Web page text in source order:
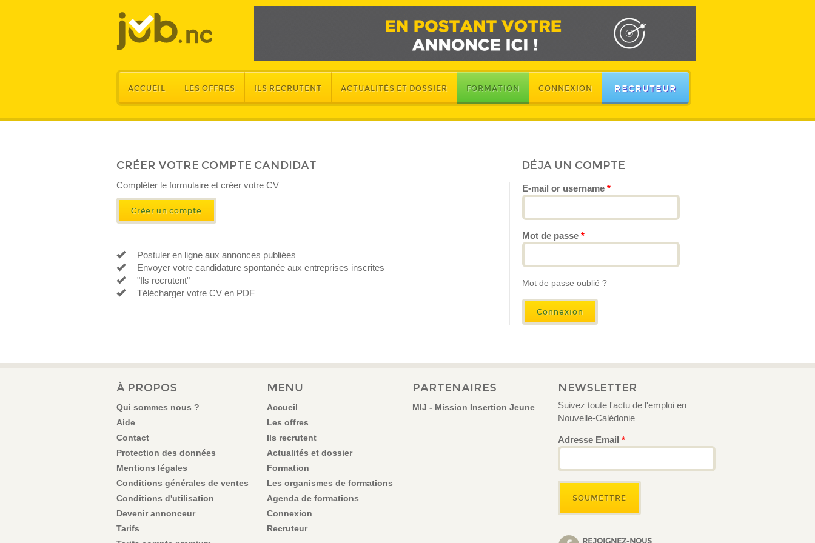
ACCUEIL LES OFFRES ILS RECRUTENT ACTUALITÉS ET DOSSIER FORMATION CONNEXION RECRUTEUR
CRÉER VOTRE COMPTE CANDIDAT
​Compléter le formulaire et créer votre CV
Créer un compte
Postuler en ligne aux annonces publiées
Envoyer votre candidature spontanée aux entreprises inscrites
"Ils recrutent"
Télécharger votre CV en PDF
DÉJA UN COMPTE
E-mail or username *
Mot de passe *
Mot de passe oublié ?
À PROPOS
Qui sommes nous ?
Aide
Contact
Protection des données
Mentions légales
Conditions générales de ventes
Conditions d'utilisation
Devenir annonceur
Tarifs
MENU
Accueil
Les offres
Ils recrutent
Actualités et dossier
Formation
Les organismes de formations
Agenda de formations
Connexion
Recruteur
PARTENAIRES
MIJ - Mission Insertion Jeune
NEWSLETTER
Suivez toute l'actu de l'emploi en
Nouvelle-Calédonie
Adresse Email *
REJOIGNEZ-NOUS